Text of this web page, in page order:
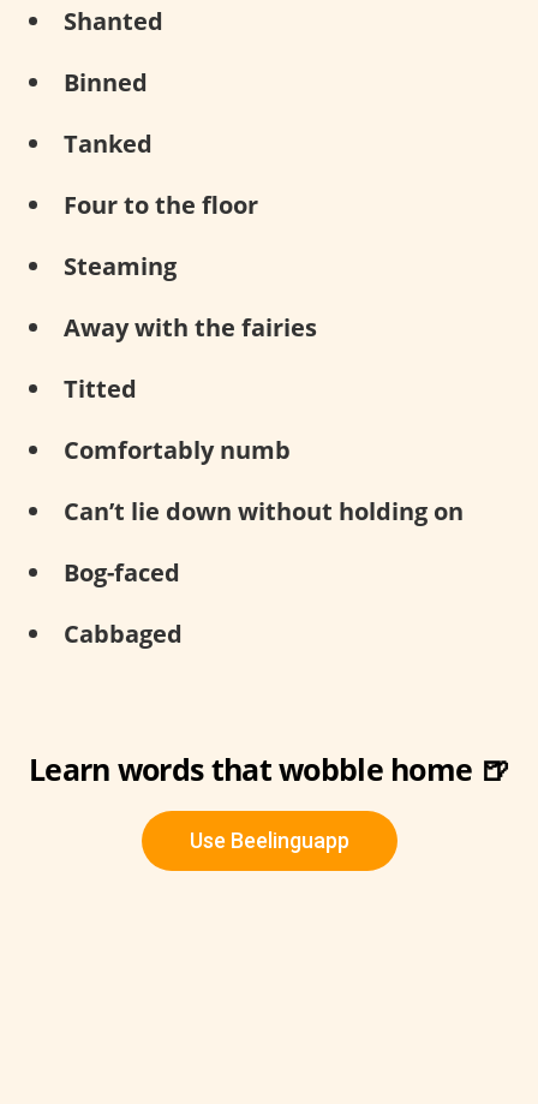
Shanted
Binned
Tanked
Four to the floor
Steaming
Away with the fairies
Titted
Comfortably numb
Can’t lie down without holding on
Bog-faced
Cabbaged
Learn words that wobble home 🍺
Use Beelinguapp